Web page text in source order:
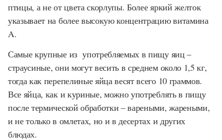
птицы, а не от цвета скорлупы. Более яркий желток
указывает на более высокую концентрацию витамина
A.
Самые крупные из употребляемых в пищу яиц –
страусиные, они могут весить в среднем около 1,5 кг,
тогда как перепелиные яйца весят всего 10 граммов.
Все яйца, как и куриные, можно употреблять в пищу
после термической обработки – вареными, жареными,
и не только в омлетах, но и в десертах и других
блюдах.